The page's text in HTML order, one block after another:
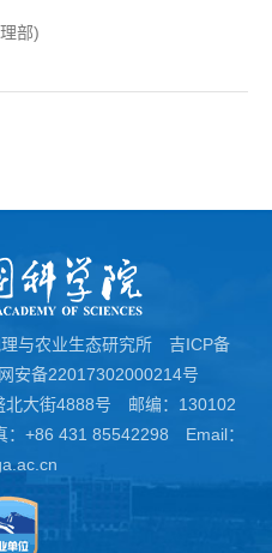
部)
与农业生态研究所 吉ICP备
安备22017302000214号
北大街4888号 邮编：130102
+86 431 85542298 Email：